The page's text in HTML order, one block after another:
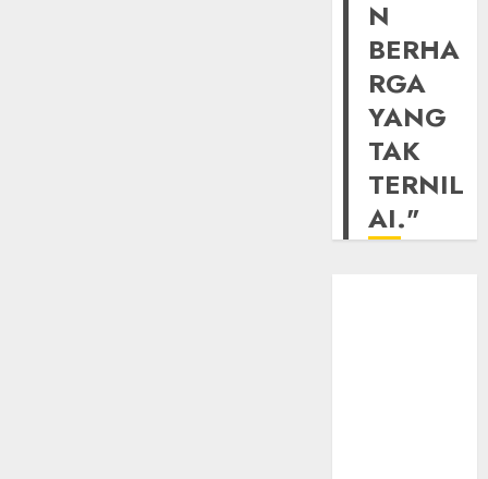
N
BERHA
RGA
YANG
TAK
TERNIL
AI."